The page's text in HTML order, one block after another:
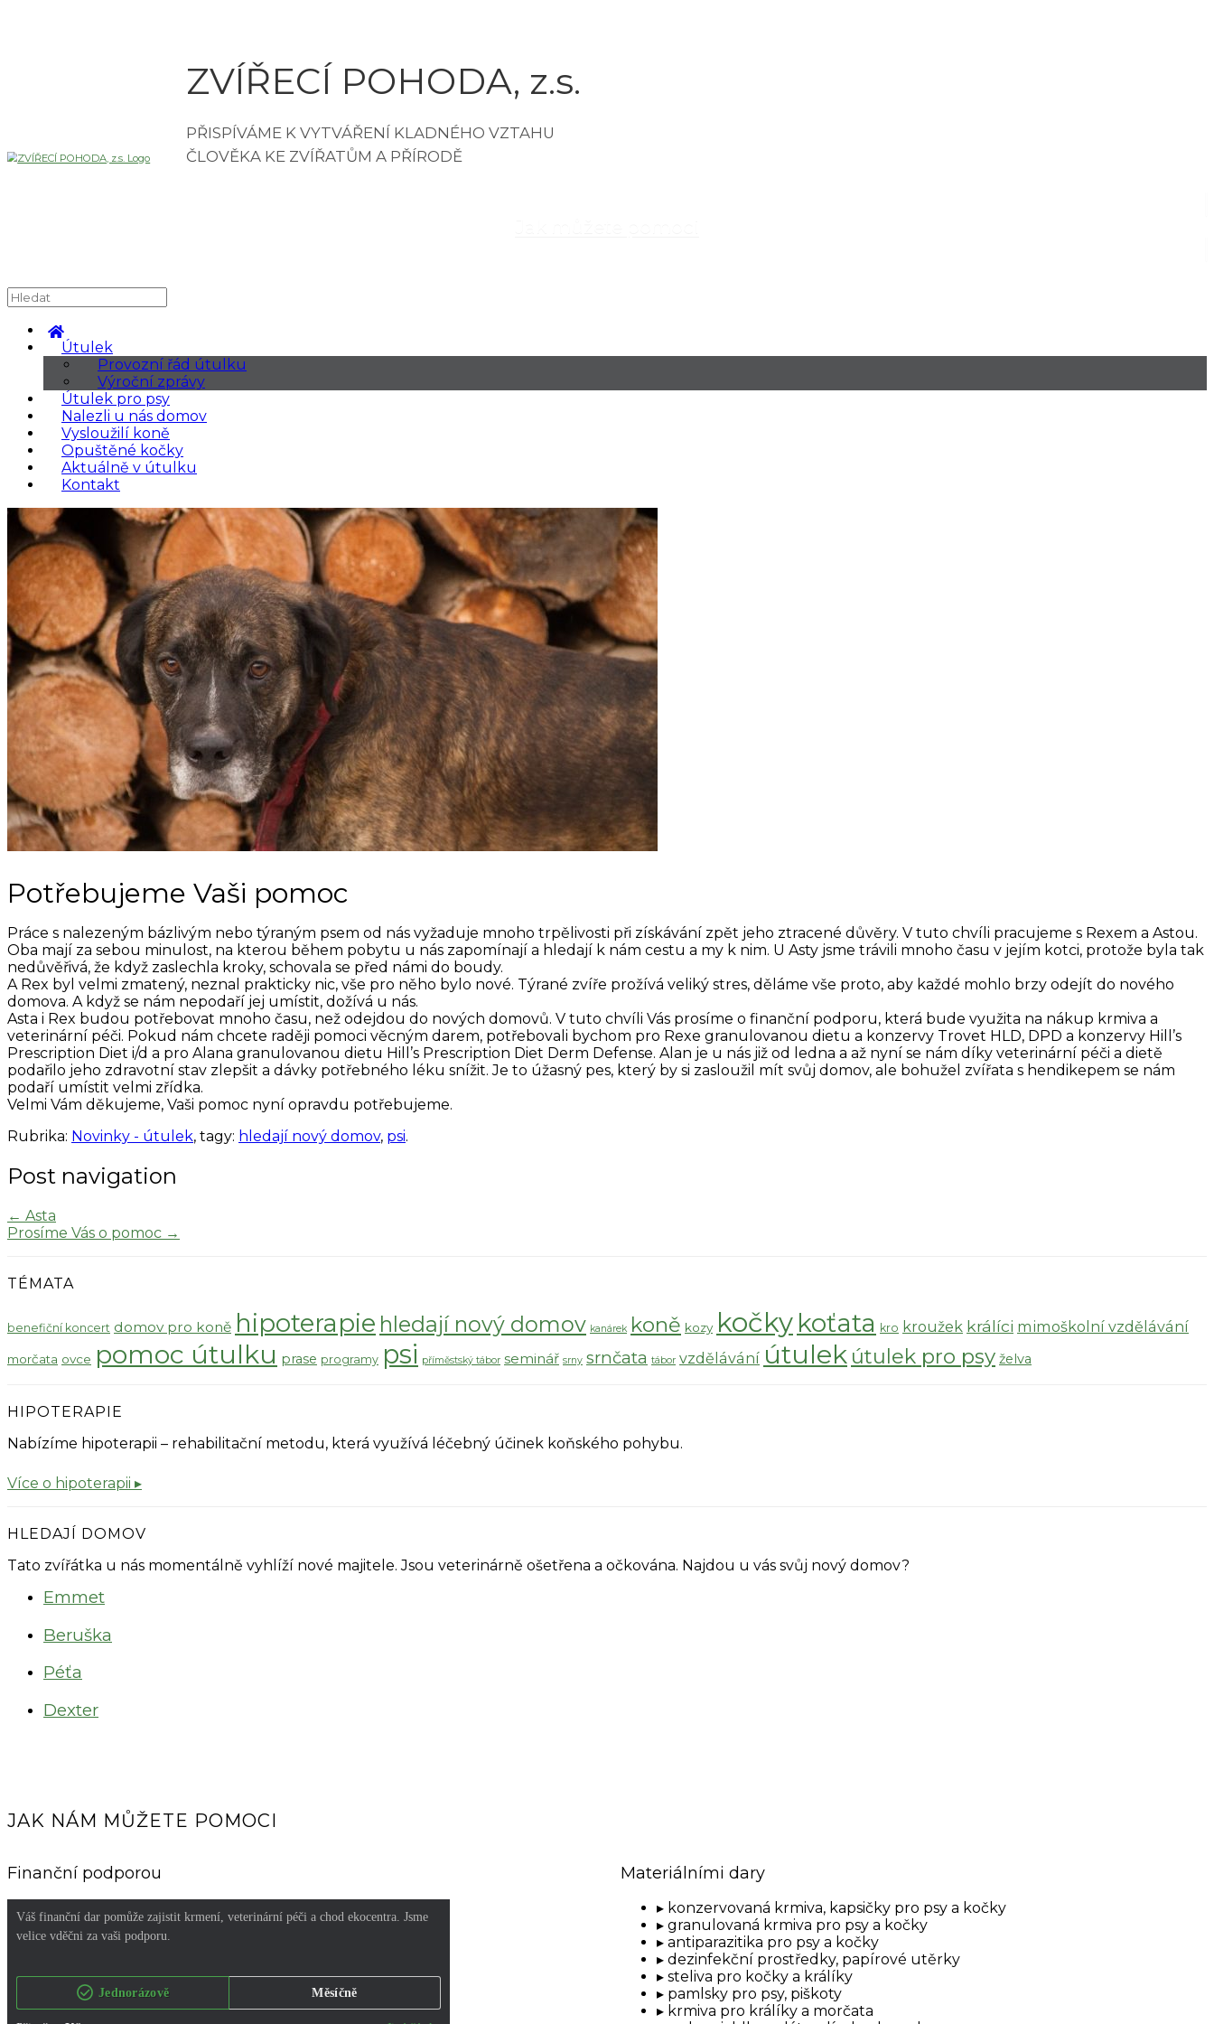
ZVÍŘECÍ POHODA, z.s.
Útulek
Provozní řád útulku
Výroční zprávy
Útulek pro psy
Nalezli u nás domov
Vysloužilí koně
Opuštěné kočky
Aktuálně v útulku
Kontakt
Potřebujeme Vaši pomoc
Práce s nalezeným bázlivým nebo týraným psem od nás vyžaduje mnoho trpělivosti při získávání zpět jeho ztracené důvěry. V tuto chvíli pracujeme s Rexem a Astou.
Oba mají za sebou minulost, na kterou během pobytu u nás zapomínají a hledají k nám cestu a my k nim. U Asty jsme trávili mnoho času v jejím kotci, protože byla tak
nedůvěřivá, že když zaslechla kroky, schovala se před námi do boudy.
A Rex byl velmi zmatený, neznal prakticky nic, vše pro něho bylo nové. Týrané zvíře prožívá veliký stres, děláme vše proto, aby každé mohlo brzy odejít do nového
domova. A když se nám nepodaří jej umístit, dožívá u nás.
Asta i Rex budou potřebovat mnoho času, než odejdou do nových domovů. V tuto chvíli Vás prosíme o finanční podporu, která bude využita na nákup krmiva a
veterinární péči. Pokud nám chcete raději pomoci věcným darem, potřebovali bychom pro Rexe granulovanou dietu a konzervy Trovet HLD, DPD a konzervy Hill’s
Prescription Diet i/d a pro Alana granulovanou dietu Hill’s Prescription Diet Derm Defense. Alan je u nás již od ledna a až nyní se nám díky veterinární péči a dietě
podařilo jeho zdravotní stav zlepšit a dávky potřebného léku snížit. Je to úžasný pes, který by si zasloužil mít svůj domov, ale bohužel zvířata s hendikepem se nám
podaří umístit velmi zřídka.
Velmi Vám děkujeme, Vaši pomoc nyní opravdu potřebujeme.
Rubrika: Novinky - útulek, tagy: hledají nový domov, psi.
Post navigation
← Asta
Prosíme Vás o pomoc →
TÉMATA
benefiční koncert domov pro koně hipoterapie hledají nový domov kanárek koně kozy kočky koťata kro kroužek králíci mimoškolní vzdělávání
morčata ovce pomoc útulku prase programy psi příměstský tábor seminář srny srnčata tábor vzdělávání útulek útulek pro psy želva
HIPOTERAPIE
Nabízíme hipoterapii – rehabilitační metodu, která využívá léčebný účinek koňského pohybu.
Více o hipoterapii ▸
HLEDAJÍ DOMOV
Tato zvířátka u nás momentálně vyhlíží nové majitele. Jsou veterinárně ošetřena a očkována. Najdou u vás svůj nový domov?
Emmet
Beruška
Péťa
Dexter
JAK NÁM MŮŽETE POMOCI
Finanční podporou Materiálními dary
konzervovaná krmiva, kapsičky pro psy a kočky
granulovaná krmiva pro psy a kočky
antiparazitika pro psy a kočky
dezinfekční prostředky, papírové utěrky
steliva pro kočky a králíky
pamlsky pro psy, piškoty
krmiva pro králíky a morčata